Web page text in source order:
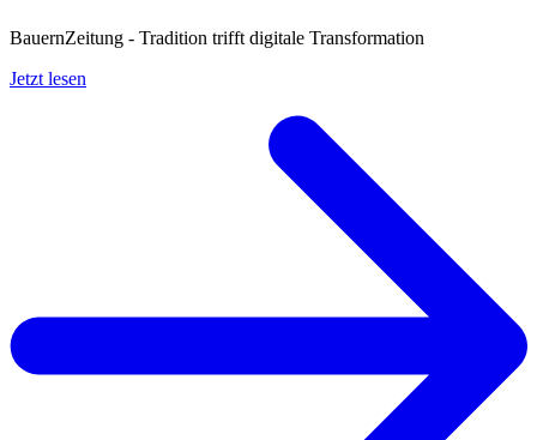
BauernZeitung - Tradition trifft digitale Transformation
Jetzt lesen